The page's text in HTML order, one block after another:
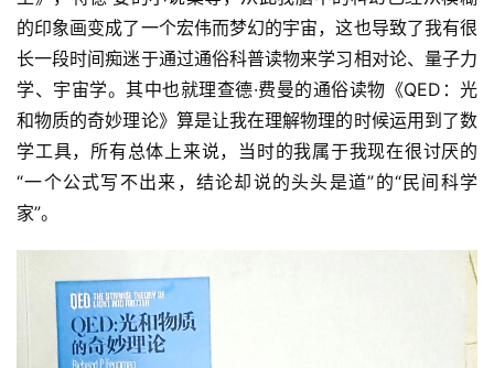
的印象画变成了一个宏伟而梦幻的宇宙，这也导致了我有很
长一段时间痴迷于通过通俗科普读物来学习相对论、量子力
学、宇宙学。其中也就理查德·费曼的通俗读物《QED：光
和物质的奇妙理论》算是让我在理解物理的时候运用到了数
学工具，所有总体上来说，当时的我属于我现在很讨厌的
“一个公式写不出来，结论却说的头头是道”的“民间科学
家”。